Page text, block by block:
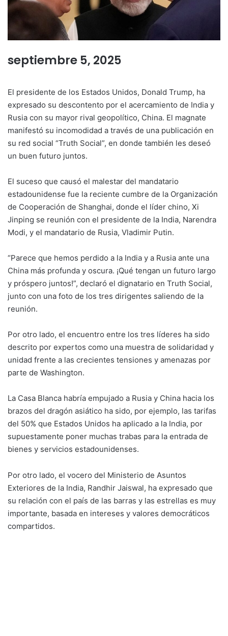
septiembre 5, 2025
El presidente de los Estados Unidos, Donald Trump, ha
expresado su descontento por el acercamiento de India y
Rusia con su mayor rival geopolítico, China. El magnate
manifestó su incomodidad a través de una publicación en
su red social “Truth Social”, en donde también les deseó
un buen futuro juntos.
El suceso que causó el malestar del mandatario
estadounidense fue la reciente cumbre de la Organización
de Cooperación de Shanghai, donde el líder chino, Xi
Jinping se reunión con el presidente de la India, Narendra
Modi, y el mandatario de Rusia, Vladimir Putin.
“Parece que hemos perdido a la India y a Rusia ante una
China más profunda y oscura. ¡Qué tengan un futuro largo
y próspero juntos!”, declaró el dignatario en Truth Social,
junto con una foto de los tres dirigentes saliendo de la
reunión.
Por otro lado, el encuentro entre los tres líderes ha sido
descrito por expertos como una muestra de solidaridad y
unidad frente a las crecientes tensiones y amenazas por
parte de Washington.
La Casa Blanca habría empujado a Rusia y China hacia los
brazos del dragón asiático ha sido, por ejemplo, las tarifas
del 50% que Estados Unidos ha aplicado a la India, por
supuestamente poner muchas trabas para la entrada de
bienes y servicios estadounidenses.
Por otro lado, el vocero del Ministerio de Asuntos
Exteriores de la India, Randhir Jaiswal, ha expresado que
su relación con el país de las barras y las estrellas es muy
importante, basada en intereses y valores democráticos
compartidos.